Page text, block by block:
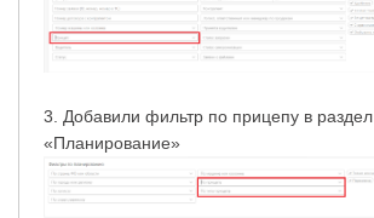
3. Добавили фильтр по прицепу в раздел
«Планирование»